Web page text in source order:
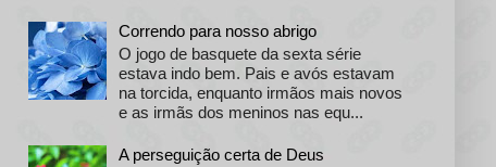
Correndo para nosso abrigo
O jogo de basquete da sexta série
estava indo bem. Pais e avós estavam
na torcida, enquanto irmãos mais novos
e as irmãs dos meninos nas equ...
A perseguição certa de Deus